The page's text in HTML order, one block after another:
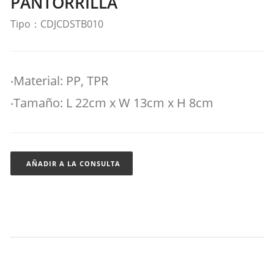
Tipo：CDJCDSTB010
‧Material: PP, TPR
‧Tamaño: L 22cm x W 13cm x H 8cm
AÑADIR A LA CONSULTA